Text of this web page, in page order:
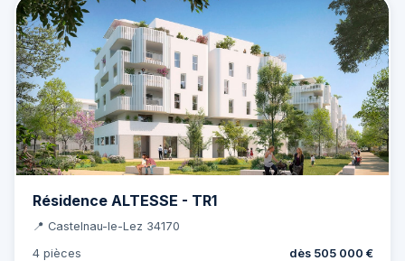
Résidence ALTESSE - TR1
📍 Castelnau-le-Lez 34170
4 pièces
dès 505 000 €